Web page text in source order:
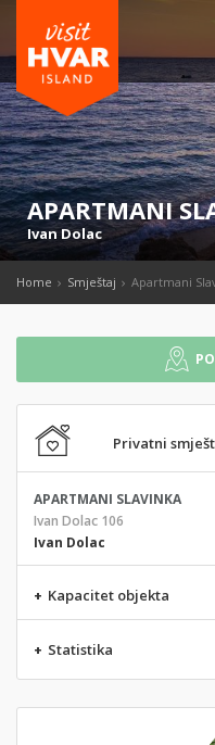
APARTMANI
Ivan Dolac
Home Smještaj Apartmani
Privatni
APARTMANI SLAVINKA
Ivan Dolac 106
Ivan Dolac
+ Kapacitet objekta
+ Statistika